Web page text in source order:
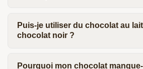
Puis-je utiliser du chocolat au
chocolat noir ?
Pourquoi mon chocolat